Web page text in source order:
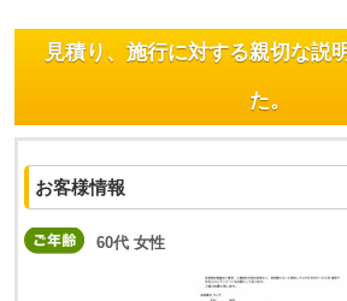
見積り、施行に対する親切な説
た。
お客様情報
60代 女性